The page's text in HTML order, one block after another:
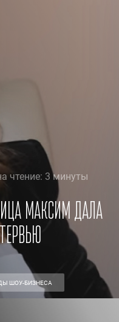
чтение: 3 минуты
Максим дала
ШОУ-БИЗНЕСА